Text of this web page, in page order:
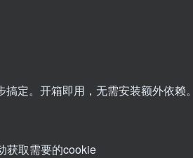
定。开箱即用，无需安装额外依赖。
获取需要的cookie